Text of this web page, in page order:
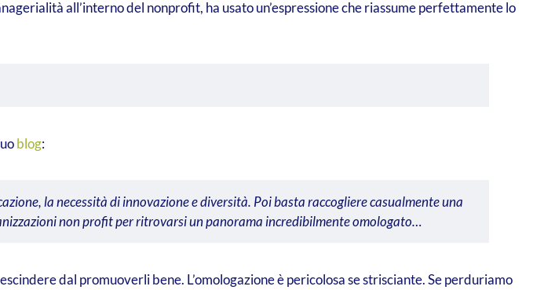
all’interno del nonprofit, ha usato un’espressione che riassume perfettamente lo
blog:
la necessità di innovazione e diversità. Poi basta raccogliere casualmente una
non profit per ritrovarsi un panorama incredibilmente omologato…
dal promuoverli bene. L’omologazione è pericolosa se strisciante. Se perduriamo